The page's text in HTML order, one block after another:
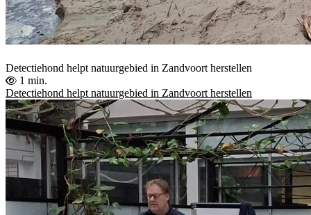
Detectiehond helpt natuurgebied in Zandvoort herstellen
1 min.
Detectiehond helpt natuurgebied in Zandvoort herstellen